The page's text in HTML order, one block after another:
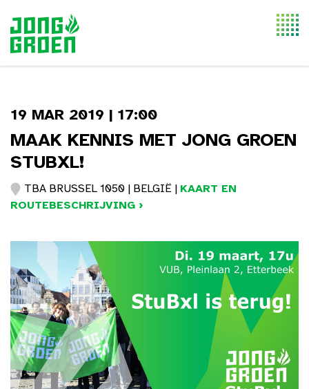
19 MAR 2019 | 17:00
MAAK KENNIS MET JONG GROEN
STUBXL!
TBA BRUSSEL 1050 | BELGIË | KAART EN
ROUTEBESCHRIJVING ›